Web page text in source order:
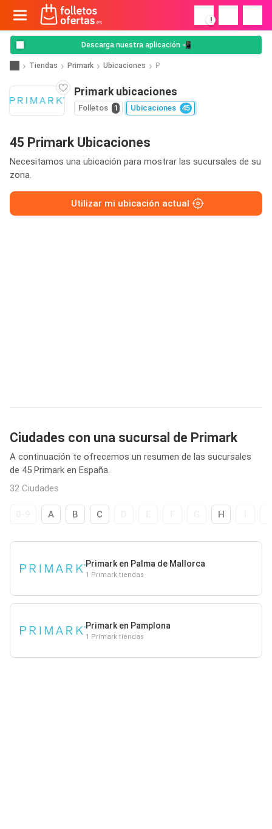
!
Descarga nuestra aplicación 📲
Tiendas Primark Ubicaciones P
Primark ubicaciones
Folletos 1 Ubicaciones 45
45 Primark Ubicaciones
Necesitamos una ubicación para mostrar las sucursales de su
zona.
Utilizar mi ubicación actual
Ciudades con una sucursal de Primark
A continuación te ofrecemos un resumen de las sucursales
de 45 Primark en España.
32 Ciudades
A B C H
Primark en Palma de Mallorca
1 Primark tiendas
Primark en Pamplona
1 Primark tiendas